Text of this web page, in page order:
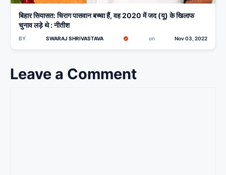
बिहार सियासत: चिराग पासवान बच्चा हैं, वह 2020 में जद (यू) के खिलाफ
चुनाव लड़े थे : नीतीश
BY SWARAJ SHRIVASTAVA on Nov 03, 2022
Leave a Comment